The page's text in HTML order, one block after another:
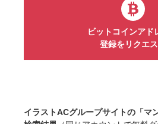
ビットコインアド
登録をリクエス
イラストACグループサイトの「マ